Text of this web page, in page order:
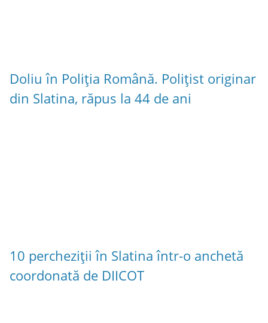
Doliu în Poliția Română. Polițist originar
din Slatina, răpus la 44 de ani
10 percheziții în Slatina într-o anchetă
coordonată de DIICOT